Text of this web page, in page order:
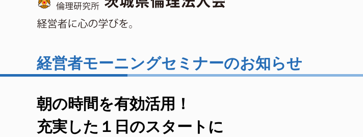
経営者モーニングセミナーのお知らせ
朝の時間を有効活用！
充実した１日のスタートに